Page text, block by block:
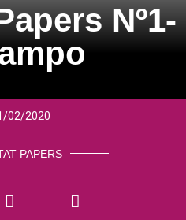
Nº1-
02/2020
PAPERS